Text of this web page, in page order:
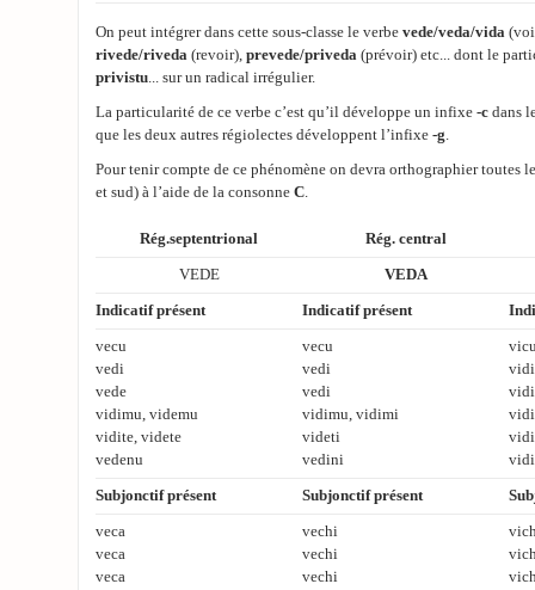
On peut intégrer dans cette sous-classe le verbe vede/veda/vida
rivede/riveda (revoir), prevede/priveda (prévoir) etc... dont le
privistu... sur un radical irrégulier.
La particularité de ce verbe c’est qu’il développe un infixe -c dans
que les deux autres régiolectes développent l’infixe -g.
Pour tenir compte de ce phénomène on devra orthographier toutes
et sud) à l’aide de la consonne C.
Rég.septentrional Rég. central
VEDE VEDA
Indicatif présent Indicatif présent
vecu
vedi
vede
vidimu, videmu
vidite, videte
vedenu
vecu
vedi
vedi
vidimu, vidimi
videti
vedini
vidi
vidi
Subjonctif présent Subjonctif présent
veca
veca
veca
vechi
vechi
vechi